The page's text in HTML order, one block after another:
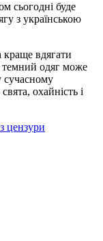
сьогодні буде
з українською
краще вдягати
темний одяг може
сучасному
охайність і
цензури